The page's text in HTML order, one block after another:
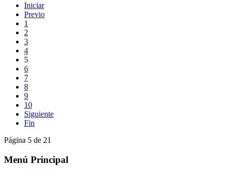
Iniciar
Previo
1
2
3
4
5
6
7
8
9
10
Siguiente
Fin
Página 5 de 21
Menú Principal